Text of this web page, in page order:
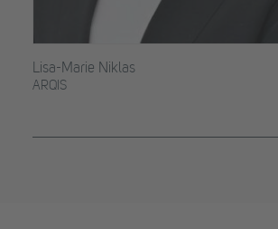
Lisa-Marie Niklas
ARQIS